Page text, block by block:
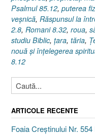
Psalmul 85.12, puterea
veşnică, Răspunsul la
2.8, Romani 8.32, roua,
studiu Biblic, ţara, tăria,
nouă şi înţelegerea
8.12
ARTICOLE RECENTE
Foaia Creștinului Nr.